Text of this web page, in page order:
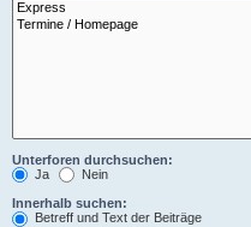
Unterforen durchsuchen:
Ja
Nein
Innerhalb suchen:
Betreff und Text der Beiträge